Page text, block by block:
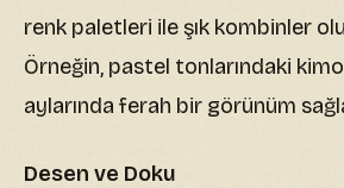
renk paletleri ile şık kombinler
Örneğin, pastel tonlarındaki
aylarında ferah bir görünüm
Desen ve Doku